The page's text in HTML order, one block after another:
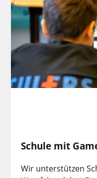
Schule mit
Wir unterstützen